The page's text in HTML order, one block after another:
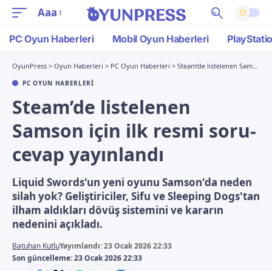
Aaa
PC Oyun Haberleri Mobil Oyun Haberleri
OyunPress > Oyun Haberleri > PC Oyun Haberleri > Steam’de listelenen Samson için ilk resmi soru-cevap yayınlandı
PC OYUN HABERLERI
Steam’de listelenen
Samson için ilk resmi soru-
cevap yayınlandı
Liquid Swords'un yeni oyunu Samson'da neden
silah yok? Geliştiriciler, Sifu ve Sleeping Dogs'tan
ilham aldıkları dövüş sistemini ve kararın
nedenini açıkladı.
Son güncelleme: 23 Ocak 2026 22:33
Batuhan KutluYayımlandı: 23 Ocak 2026 22:33